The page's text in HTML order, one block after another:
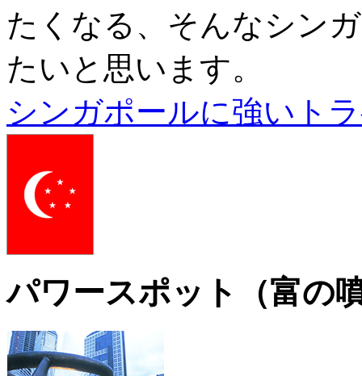
たくなる、そんなシン
たいと思います。
シンガポールに強いト
パワースポット（富の